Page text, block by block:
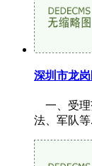
深圳市龙
一、受理
法、军队等